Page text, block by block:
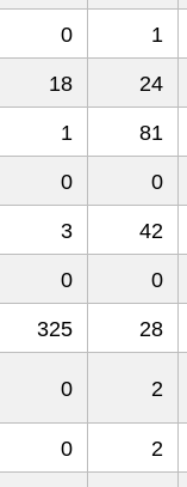
0 1
18 24
1 81
0 0
3 42
0 0
325 28
0 2
0 2